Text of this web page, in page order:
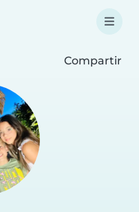
Compartir